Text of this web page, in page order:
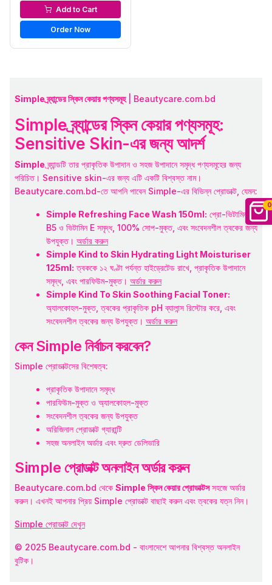
0
Toners & Astringents
Add to Cart
Order Now
Simple ব্র্যান্ডের স্কিন কেয়ার পণ্যসমূহ| Beautycare.com.bd
Simple ব্র্যান্ডের স্কিন কেয়ার পণ্যসমূহ:
Sensitive Skin-এর জন্য আদর্শ
Simpleব্র্যান্ডটি তার প্রাকৃতিক উপাদান ও সহজ উপাদানে সমৃদ্ধ পণ্যসমূহের জন্য
পরিচিত। Sensitive skin-এর জন্য এটি একটি বিশ্বস্ত নাম।
Beautycare.com.bd-তে আপনি পাবেন Simple-এর বিভিন্ন প্রোডাক্ট, যেমন:
Simple Refreshing Face Wash 150ml: প্রো-ভিটামিন
B5 ও ভিটামিন E সমৃদ্ধ, 100% সোপ-মুক্ত, এবং সংবেদনশীল ত্বকের জন্য
উপযুক্ত। অর্ডার করুন
Simple Kind to Skin Hydrating Light Moisturiser
125ml: ত্বককে ১২ ঘণ্টা পর্যন্ত হাইড্রেটেড রাখে, প্রাকৃতিক উপাদানে
সমৃদ্ধ, এবং পারফিউম-মুক্ত। অর্ডার করুন
Simple Kind To Skin Soothing Facial Toner:
অ্যালকোহল-মুক্ত, ত্বকের প্রাকৃতিক pH ব্যালান্স রিস্টোর করে, এবং
সংবেদনশীল ত্বকের জন্য উপযুক্ত। অর্ডার করুন
কেন Simple নির্বাচন করবেন?
Simple প্রোডাক্টসের বিশেষত্ব:
প্রাকৃতিক উপাদানে সমৃদ্ধ
পারফিউম-মুক্ত ও অ্যালকোহল-মুক্ত
সংবেদনশীল ত্বকের জন্য উপযুক্ত
অরিজিনাল প্রোডাক্ট গ্যারান্টি
সহজ অনলাইন অর্ডার এবং দ্রুত ডেলিভারি
Simple প্রোডাক্ট অনলাইন অর্ডার করুন
Beautycare.com.bd থেকে Simple স্কিন কেয়ার প্রোডাক্টসসহজে অর্ডার
করুন। এখনই আপনার প্রিয় Simple প্রোডাক্ট বাছাই করুন এবং ত্বকের যত্ন নিন।
Simple প্রোডাক্ট দেখুন
© 2025 Beautycare.com.bd - বাংলাদেশে আপনার বিশ্বস্ত অনলাইন
বুটিক।